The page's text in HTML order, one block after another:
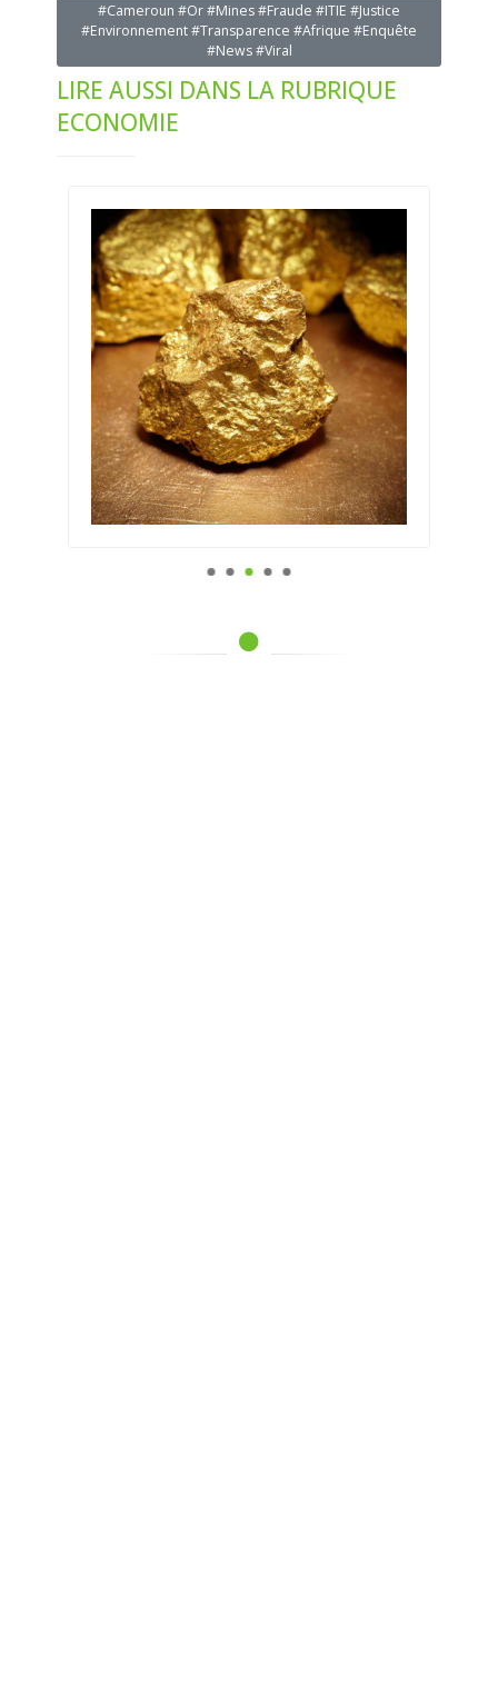
#Cameroun #Or #Mines #Fraude #ITIE #Justice
#Environnement #Transparence #Afrique #Enquête
#News #Viral
LIRE AUSSI DANS LA RUBRIQUE
ECONOMIE